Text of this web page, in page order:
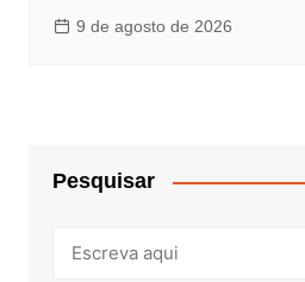
9 de agosto de 2026
Pesquisar